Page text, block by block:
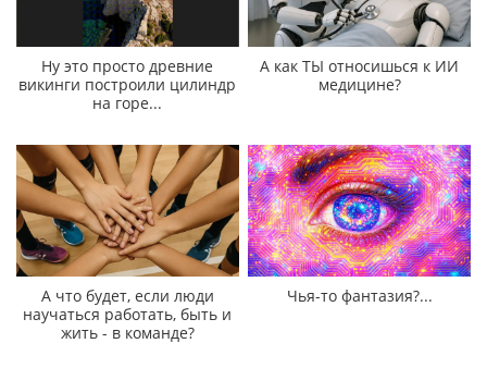
Ну это просто древние
викинги построили цилиндр
на горе...
А как ТЫ относишься к ИИ
медицине?
А что будет, если люди
научаться работать, быть и
жить - в команде?
Чья-то фантазия?...